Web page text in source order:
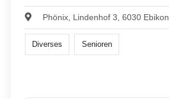
Phönix, Lindenhof 3, 6030 Ebikon
Diverses Senioren